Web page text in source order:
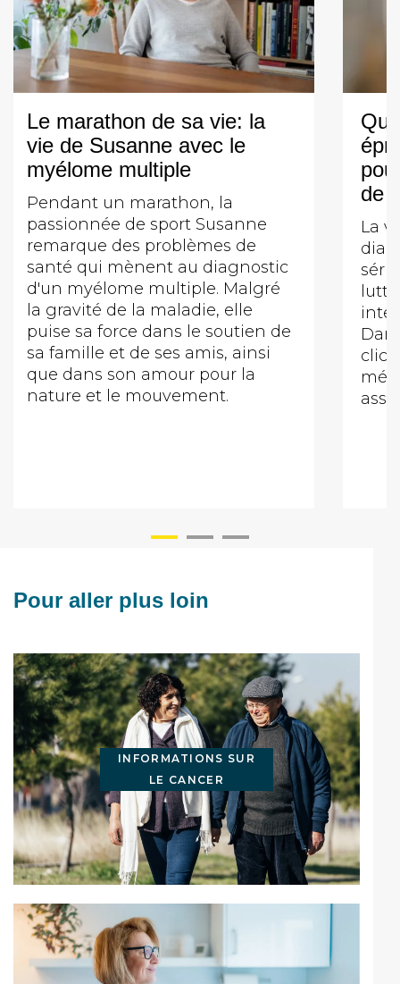
Le marathon de sa vie: la
vie de Susanne avec le
myélome multiple
Pendant un marathon, la
passionnée de sport Susanne
remarque des problèmes de
santé qui mènent au diagnostic
d'un myélome multiple. Malgré
la gravité de la maladie, elle
puise sa force dans le soutien de
sa famille et de ses amis, ainsi
que dans son amour pour la
nature et le mouvement.
de
La
Pour aller plus loin
INFORMATIONS SUR
LE CANCER